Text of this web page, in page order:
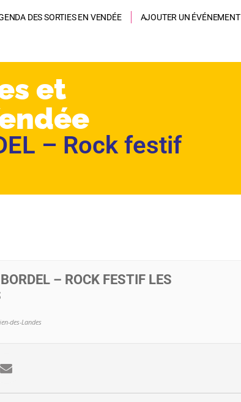
DES SORTIES EN VENDÉE AJOUTER UN ÉVÉNEMENT
et
– Rock festif
– ROCK FESTIF LES
des-Landes